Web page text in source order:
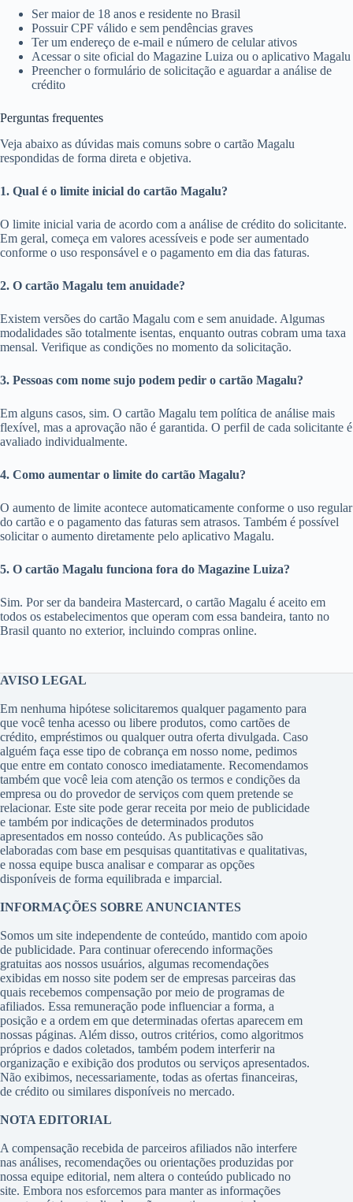
Ser maior de 18 anos e residente no Brasil
Possuir CPF válido e sem pendências graves
Ter um endereço de e-mail e número de celular ativos
Acessar o site oficial do Magazine Luiza ou o aplicativo Magalu
Preencher o formulário de solicitação e aguardar a análise de
crédito
Perguntas frequentes
Veja abaixo as dúvidas mais comuns sobre o cartão Magalu
respondidas de forma direta e objetiva.
1. Qual é o limite inicial do cartão Magalu?
O limite inicial varia de acordo com a análise de crédito do solicitante.
Em geral, começa em valores acessíveis e pode ser aumentado
conforme o uso responsável e o pagamento em dia das faturas.
2. O cartão Magalu tem anuidade?
Existem versões do cartão Magalu com e sem anuidade. Algumas
modalidades são totalmente isentas, enquanto outras cobram uma taxa
mensal. Verifique as condições no momento da solicitação.
3. Pessoas com nome sujo podem pedir o cartão Magalu?
Em alguns casos, sim. O cartão Magalu tem política de análise mais
flexível, mas a aprovação não é garantida. O perfil de cada solicitante é
avaliado individualmente.
4. Como aumentar o limite do cartão Magalu?
O aumento de limite acontece automaticamente conforme o uso regular
do cartão e o pagamento das faturas sem atrasos. Também é possível
solicitar o aumento diretamente pelo aplicativo Magalu.
5. O cartão Magalu funciona fora do Magazine Luiza?
Sim. Por ser da bandeira Mastercard, o cartão Magalu é aceito em
todos os estabelecimentos que operam com essa bandeira, tanto no
Brasil quanto no exterior, incluindo compras online.
AVISO LEGAL
Em nenhuma hipótese solicitaremos qualquer pagamento para
que você tenha acesso ou libere produtos, como cartões de
crédito, empréstimos ou qualquer outra oferta divulgada. Caso
alguém faça esse tipo de cobrança em nosso nome, pedimos
que entre em contato conosco imediatamente. Recomendamos
também que você leia com atenção os termos e condições da
empresa ou do provedor de serviços com quem pretende se
relacionar. Este site pode gerar receita por meio de publicidade
e também por indicações de determinados produtos
apresentados em nosso conteúdo. As publicações são
elaboradas com base em pesquisas quantitativas e qualitativas,
e nossa equipe busca analisar e comparar as opções
disponíveis de forma equilibrada e imparcial.
INFORMAÇÕES SOBRE ANUNCIANTES
Somos um site independente de conteúdo, mantido com apoio
de publicidade. Para continuar oferecendo informações
gratuitas aos nossos usuários, algumas recomendações
exibidas em nosso site podem ser de empresas parceiras das
quais recebemos compensação por meio de programas de
afiliados. Essa remuneração pode influenciar a forma, a
posição e a ordem em que determinadas ofertas aparecem em
nossas páginas. Além disso, outros critérios, como algoritmos
próprios e dados coletados, também podem interferir na
organização e exibição dos produtos ou serviços apresentados.
Não exibimos, necessariamente, todas as ofertas financeiras,
de crédito ou similares disponíveis no mercado.
NOTA EDITORIAL
A compensação recebida de parceiros afiliados não interfere
nas análises, recomendações ou orientações produzidas por
nossa equipe editorial, nem altera o conteúdo publicado no
site. Embora nos esforcemos para manter as informações